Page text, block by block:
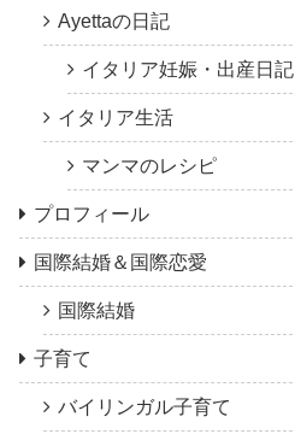
Ayettaの日記
イタリア妊娠・出産日記
イタリア生活
マンマのレシピ
プロフィール
国際結婚＆国際恋愛
国際結婚
子育て
バイリンガル子育て